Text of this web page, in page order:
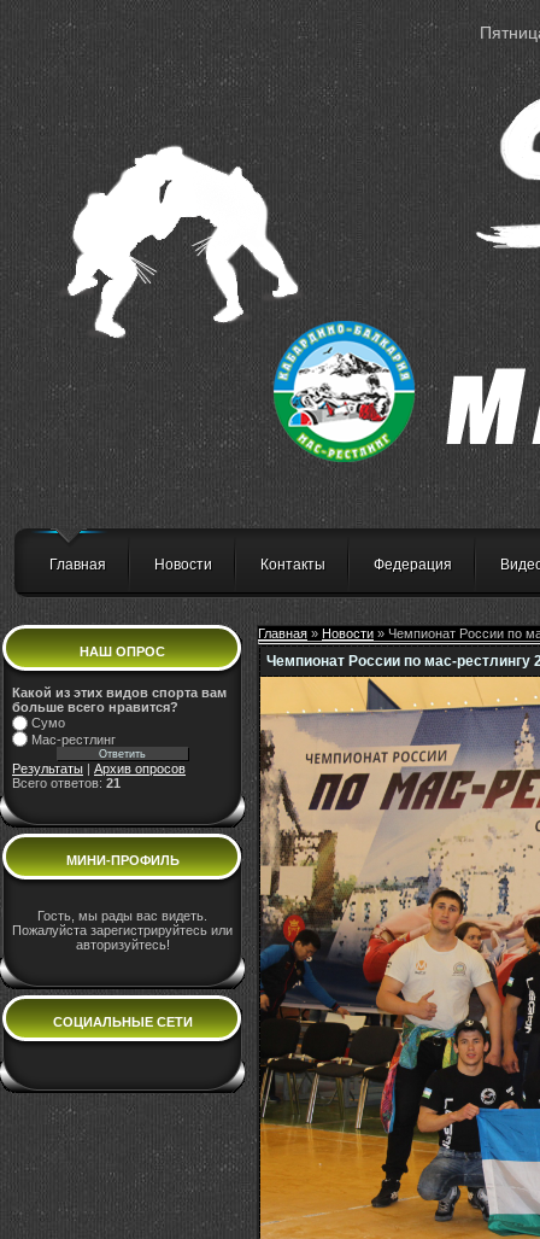
Главная Новости Контакты Федерация
НАШ ОПРОС
Какой из этих видов спорта вам
больше всего нравится?
Сумо
Мас-рестлинг
Результаты
Архив опросов
Всего ответов: 21
МИНИ-ПРОФИЛЬ
Гость, мы рады вас видеть.
Пожалуйста зарегистрируйтесь или
авторизуйтесь!
СОЦИАЛЬНЫЕ СЕТИ
Главная » Новости » Чемпионат России по
Чемпионат России по мас-рестлингу